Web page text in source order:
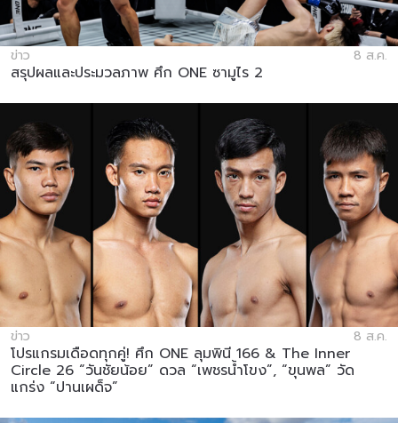
ข่าว 8 ส.ค.
สรุปผลและประมวลภาพ ศึก ONE ซามูไร 2
ข่าว 8 ส.ค.
โปรแกรมเดือดทุกคู่! ศึก ONE ลุมพินี 166 & The Inner
Circle 26 “วันชัยน้อย” ดวล “เพชรน้ำโขง”, “ขุนพล” วัด
แกร่ง “ปานเผด็จ”